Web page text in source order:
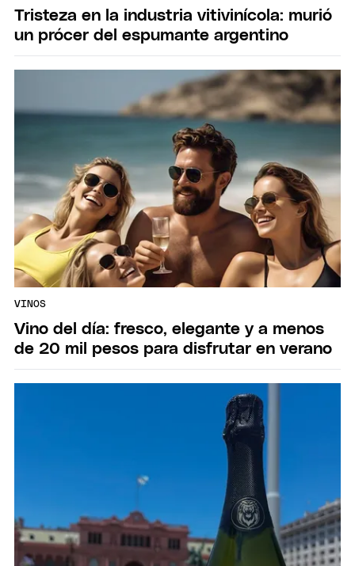
Tristeza en la industria vitivinícola: murió
un prócer del espumante argentino
VINOS
Vino del día: fresco, elegante y a menos
de 20 mil pesos para disfrutar en verano